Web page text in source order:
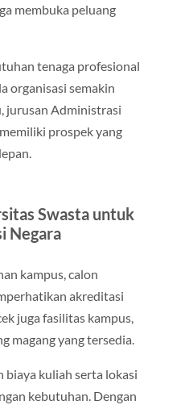
membuka peluang
tenaga profesional
organisasi semakin
jurusan Administrasi
prospek yang
Swasta untuk
Negara
kampus, calon
akreditasi
juga fasilitas kampus,
magang yang tersedia.
biaya kuliah serta lokasi
kebutuhan. Dengan